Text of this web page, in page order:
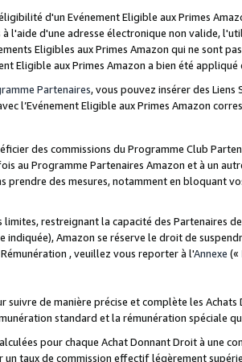
d'un Evénement Eligible aux Primes
l'aide d'une adresse électronique non valide,
Eligibles aux Primes Amazon qui ne sont
Eligible aux Primes Amazon a bien été
Partenaires, vous pouvez insérer des
l’Evénement Eligible aux Primes Amazon
des commissions du Programme Club
au Programme Partenaires Amazon et à un
des mesures, notamment en bloquant
restreignant la capacité des Partenaires
Amazon se réserve le droit de
, veuillez vous reporter à l'Annexe («
de manière précise et complète les
standard et la rémunération spéciale
pour chaque Achat Donnant Droit à une
un taux de commission effectif légèrement